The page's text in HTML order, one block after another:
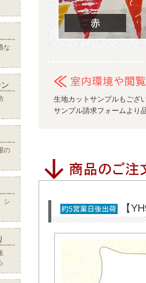
生地カットサンプルもござ
サンプル請求フォームより
【
な
の
シ